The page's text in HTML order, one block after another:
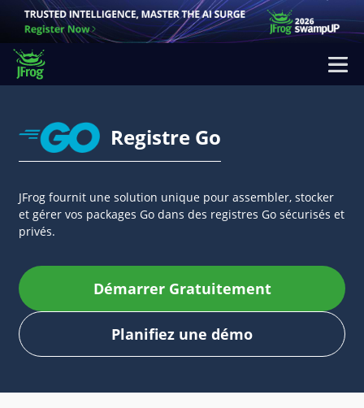
Registre Go
JFrog fournit une solution unique pour assembler, stocker
et gérer vos packages Go dans des registres Go sécurisés et
privés.
Démarrer Gratuitement
Planifiez une démo